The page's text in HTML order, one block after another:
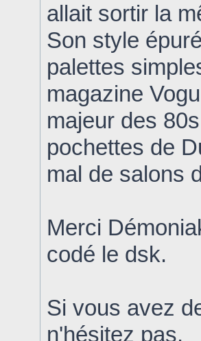
allait sortir la
Son style
palettes
magazine
majeur des
pochettes de
mal de salons
Merci
codé le dsk.
Si vous avez
n'hésitez pas.